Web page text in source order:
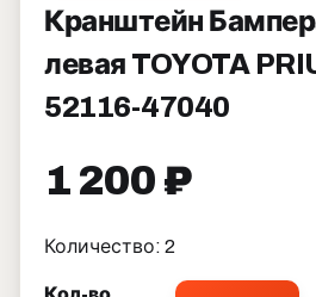
Кранштейн
левая TOYOTA
52116-47040
1 200 ₽
Количество: 2